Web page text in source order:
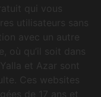
qui vous
utilisateurs sans
avec un autre
où qu’il soit dans
et Azar sont
Ces websites
de 17 ans et